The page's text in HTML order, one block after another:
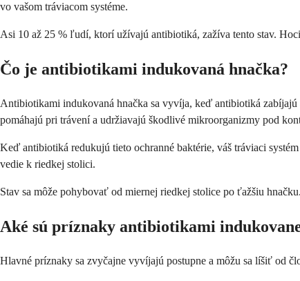
vo vašom tráviacom systéme.
Asi 10 až 25 % ľudí, ktorí užívajú antibiotiká, zažíva tento stav.
Čo je antibiotikami indukovaná hnačka?
Antibiotikami indukovaná hnačka sa vyvíja, keď antibiotiká
pomáhajú pri trávení a udržiavajú škodlivé mikroorganizmy pod
Keď antibiotiká redukujú tieto ochranné baktérie, váš tráviaci
vedie k riedkej stolici.
Stav sa môže pohybovať od miernej riedkej stolice po ťažšiu
Aké sú príznaky antibiotikami
Hlavné príznaky sa zvyčajne vyvíjajú postupne a môžu sa líšiť od